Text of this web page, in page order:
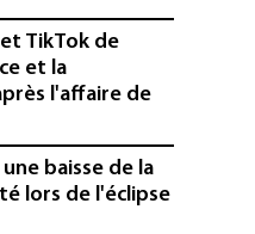
TikTok de
et la
l'affaire de
baisse de la
lors de l'éclipse